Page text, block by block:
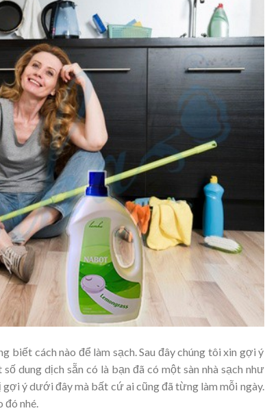
biết cách nào để làm sạch. Sau đây chúng tôi xin gợi ý
dung dịch sẵn có là bạn đã có một sàn nhà sạch như
ý dưới đây mà bất cứ ai cũng đã từng làm mỗi ngày.
đó nhé.